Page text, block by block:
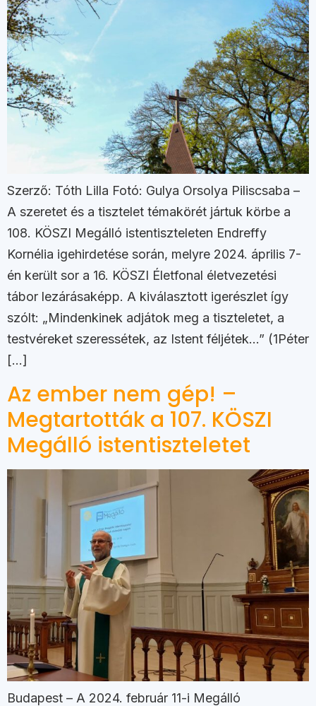
Szerző: Tóth Lilla Fotó: Gulya Orsolya Piliscsaba –
A szeretet és a tisztelet témakörét jártuk körbe a
108. KÖSZI Megálló istentiszteleten Endreffy
Kornélia igehirdetése során, melyre 2024. április 7-
én került sor a 16. KÖSZI Életfonal életvezetési
tábor lezárásaképp. A kiválasztott igerészlet így
szólt: „Mindenkinek adjátok meg a tiszteletet, a
testvéreket szeressétek, az Istent féljétek…” (1Péter
[…]
Az ember nem gép! –
Megtartották a 107. KÖSZI
Megálló istentiszteletet
Budapest – A 2024. február 11-i Megálló